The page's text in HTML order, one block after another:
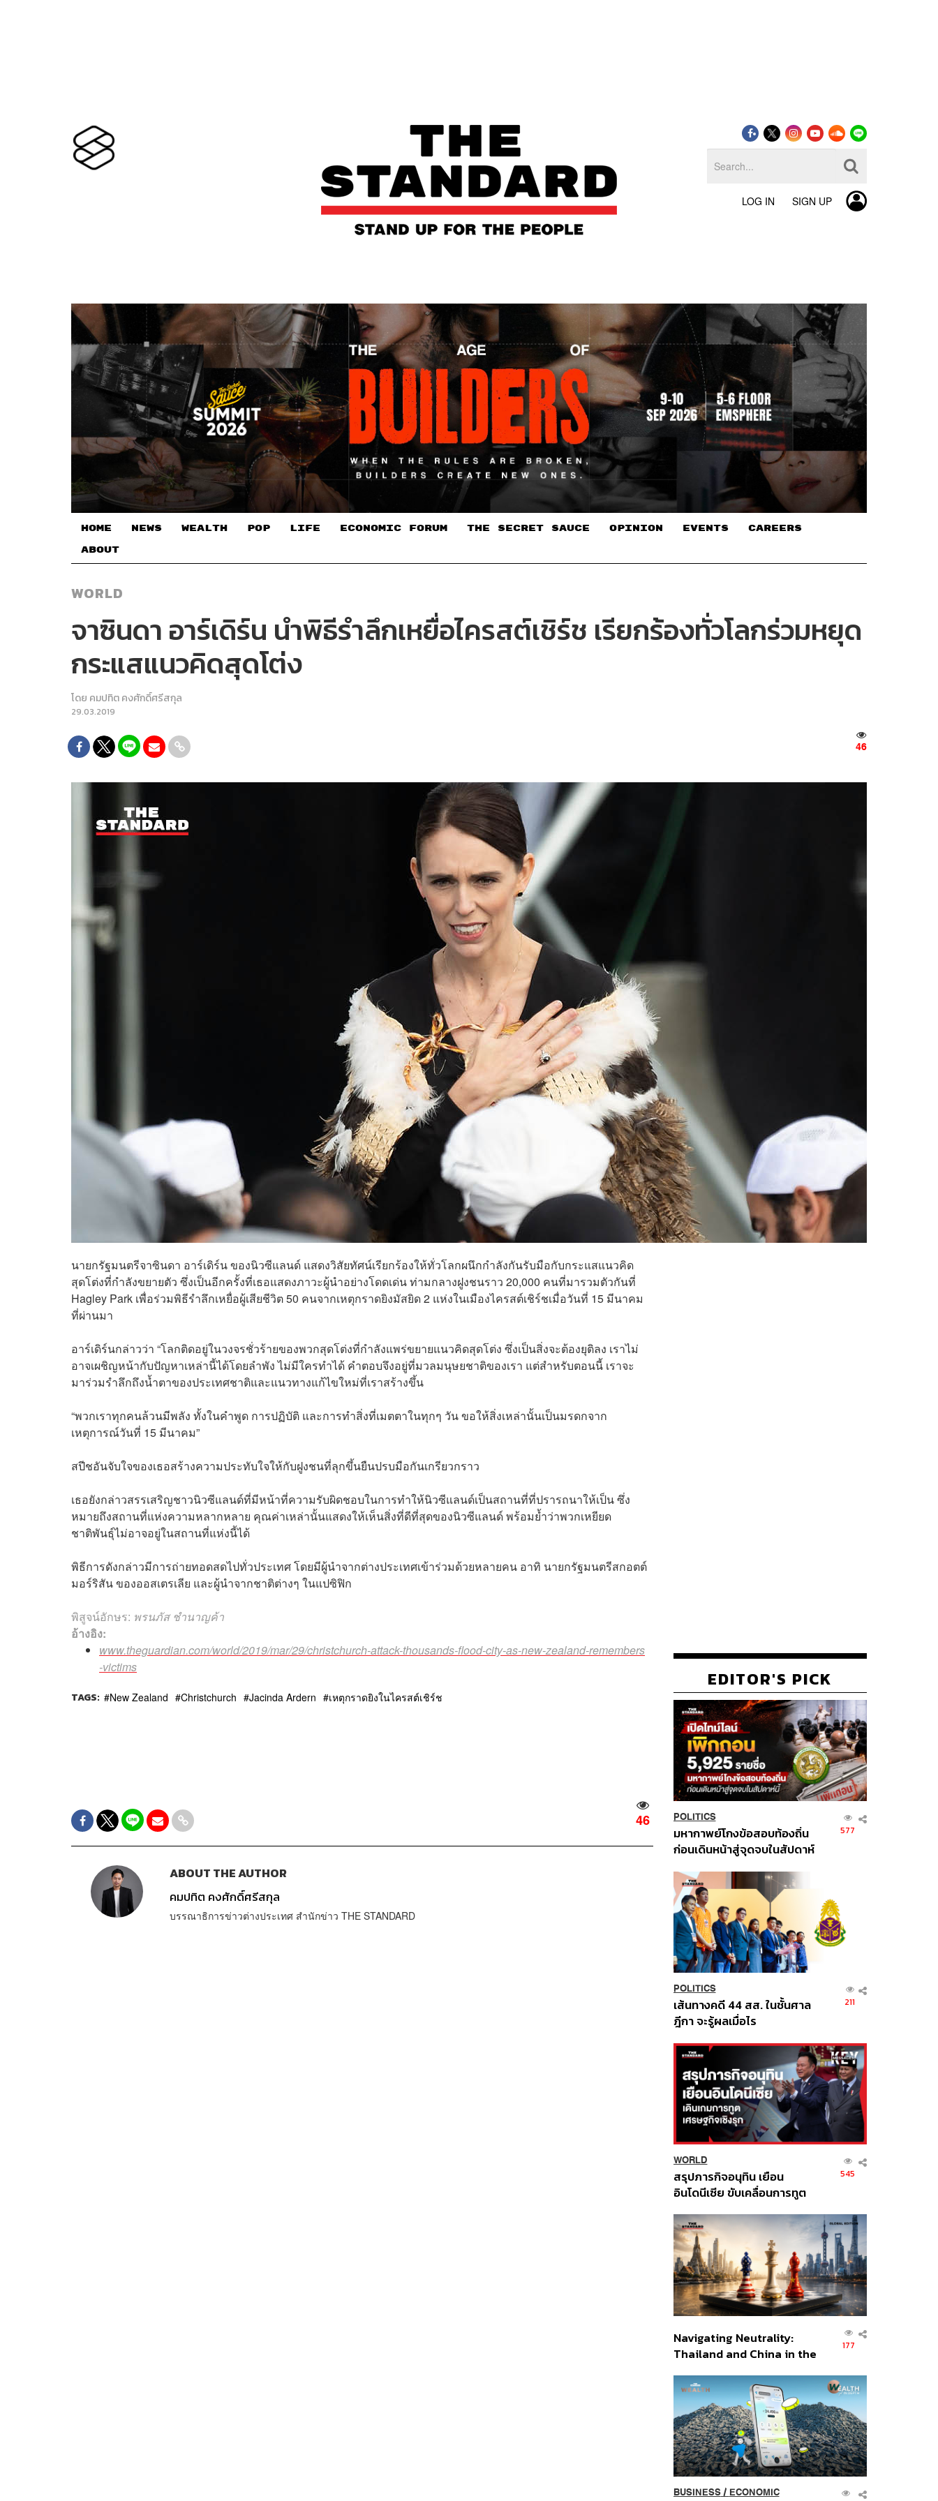
LOG IN SIGN UP
HOME NEWS WEALTH POP LIFE ECONOMIC FORUM THE SECRET SAUCE​ OPINION EVENTS CAREERS
ABOUT
WORLD
จาซินดา อาร์เดิร์น นำพิธีรำลึกเหยื่อไครสต์เชิร์ช เรียกร้องทั่วโลกร่วมหยุด
กระแสแนวคิดสุดโต่ง
โดย คมปทิต คงศักดิ์ศรีสกุล
29.03.2019
46
นายกรัฐมนตรีจาซินดา อาร์เดิร์น ของนิวซีแลนด์ แสดงวิสัยทัศน์เรียกร้องให้ทั่วโลกผนึกกำลังกันรับมือกับกระแสแนวคิด
สุดโต่งที่กำลังขยายตัว ซึ่งเป็นอีกครั้งที่เธอแสดงภาวะผู้นำอย่างโดดเด่น ท่ามกลางฝูงชนราว 20,000 คนที่มารวมตัวกันที่
Hagley Park เพื่อร่วมพิธีรำลึกเหยื่อผู้เสียชีวิต 50 คนจากเหตุกราดยิงมัสยิด 2 แห่งในเมืองไครสต์เชิร์ชเมื่อวันที่ 15 มีนาคม
ที่ผ่านมา
อาร์เดิร์นกล่าวว่า “โลกติดอยู่ในวงจรชั่วร้ายของพวกสุดโต่งที่กำลังแพร่ขยายแนวคิดสุดโต่ง ซึ่งเป็นสิ่งจะต้องยุติลง เราไม่
อาจเผชิญหน้ากับปัญหาเหล่านี้ได้โดยลำพัง ไม่มีใครทำได้ คำตอบจึงอยู่ที่มวลมนุษยชาติของเรา แต่สำหรับตอนนี้ เราจะ
มาร่วมรำลึกถึงน้ำตาของประเทศชาติและแนวทางแก้ไขใหม่ที่เราสร้างขึ้น
“พวกเราทุกคนล้วนมีพลัง ทั้งในคำพูด การปฏิบัติ และการทำสิ่งที่เมตตาในทุกๆ วัน ขอให้สิ่งเหล่านั้นเป็นมรดกจาก
เหตุการณ์วันที่ 15 มีนาคม”
สปีชอันจับใจของเธอสร้างความประทับใจให้กับฝูงชนที่ลุกขึ้นยืนปรบมือกันเกรียวกราว
เธอยังกล่าวสรรเสริญชาวนิวซีแลนด์ที่มีหน้าที่ความรับผิดชอบในการทำให้นิวซีแลนด์เป็นสถานที่ที่ปรารถนาให้เป็น ซึ่ง
หมายถึงสถานที่แห่งความหลากหลาย คุณค่าเหล่านั้นแสดงให้เห็นสิ่งที่ดีที่สุดของนิวซีแลนด์ พร้อมย้ำว่าพวกเหยียด
ชาติพันธุ์ไม่อาจอยู่ในสถานที่แห่งนี้ได้
พิธีการดังกล่าวมีการถ่ายทอดสดไปทั่วประเทศ โดยมีผู้นำจากต่างประเทศเข้าร่วมด้วยหลายคน อาทิ นายกรัฐมนตรีสกอตต์
มอร์ริสัน ของออสเตรเลีย และผู้นำจากชาติต่างๆ ในแปซิฟิก
พิสูจน์อักษร: พรนภัส ชำนาญค้า
อ้างอิง:
www.theguardian.com/world/2019/mar/29/christchurch-attack-thousands-flood-city-as-new-zealand-remembers
-victims
TAGS: New Zealand Christchurch Jacinda Ardern เหตุกราดยิงในไครสต์เชิร์ช
46
ABOUT THE AUTHOR
คมปทิต คงศักดิ์ศรีสกุล
บรรณาธิการข่าวต่างประเทศ สำนักข่าว THE STANDARD
EDITOR'S PICK
POLITICS
มหากาพย์โกงข้อสอบท้องถิ่น
ก่อนเดินหน้าสู่จุดจบในสัปดาห์
577
POLITICS
เส้นทางคดี 44 สส. ในชั้นศาล
ฎีกา จะรู้ผลเมื่อไร
211
WORLD
สรุปภารกิจอนุทิน เยือน
อินโดนีเซีย ขับเคลื่อนการทูต
ส่วนยุทธศาสตร์ไทย –
อินโดนีเซีย
545
Navigating Neutrality:
Thailand and China in the
Order
177
BUSINESS/ ECONOMIC